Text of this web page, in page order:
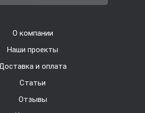
О компании
Наши проекты
и оплата
Cтатьи
Отзывы